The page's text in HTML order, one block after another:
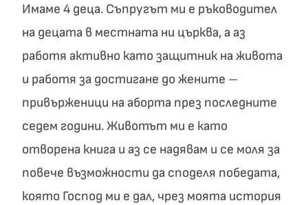
Имаме 4 деца. Съпругът ми е ръководител
на децата в местната ни църква, а аз
работя активно като защитник на живота
и работя за достигане до жените –
привърженици на аборта през последните
седем години. Животът ми е като
отворена книга и аз се надявам и се моля за
повече възможности да споделя победата,
която Господ ми е дал, чрез моята история